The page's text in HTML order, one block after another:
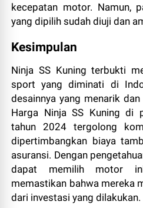
kecepatan motor. Namun,
yang dipilih sudah diuji dan
Kesimpulan
Ninja SS Kuning terbukti
sport yang diminati di
desainnya yang menarik
Harga Ninja SS Kuning di
tahun 2024 tergolong
dipertimbangkan biaya
asuransi. Dengan
dapat memilih motor
memastikan bahwa mereka
dari investasi yang dilakukan.